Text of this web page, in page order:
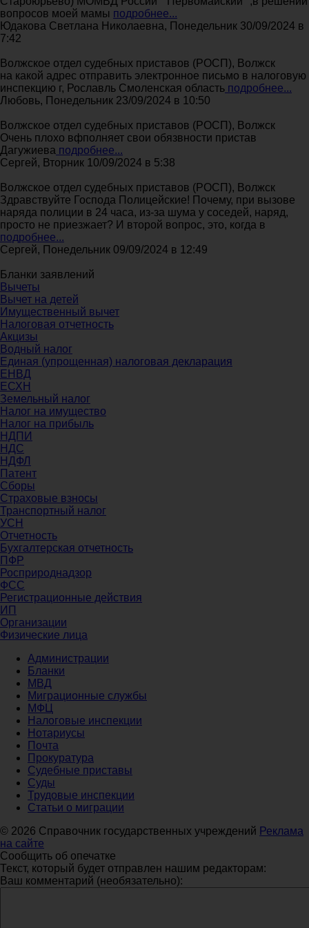
вопросов моей мамы подробнее...
Юдакова Светлана Николаевна, Понедельник 30/09/2024 в
7:42
Волжское отдел судебных приставов (РОСП), Волжск
на какой адрес отправить электронное письмо в налоговую
инспекцию г, Рославль Смоленская область подробнее...
Любовь, Понедельник 23/09/2024 в 10:50
Волжское отдел судебных приставов (РОСП), Волжск
Очень плохо вфполняет свои обязвности пристав
Дагужиева подробнее...
Сергей, Вторник 10/09/2024 в 5:38
Волжское отдел судебных приставов (РОСП), Волжск
Здравствуйте Господа Полицейские! Почему, при вызове
наряда полиции в 24 часа, из-за шума у соседей, наряд,
просто не приезжает? И второй вопрос, это, когда в
подробнее...
Сергей, Понедельник 09/09/2024 в 12:49
Бланки заявлений
Вычеты
Вычет на детей
Имущественный вычет
Налоговая отчетность
Акцизы
Водный налог
Единая (упрощенная) налоговая декларация
ЕНВД
ЕСХН
Земельный налог
Налог на имущество
Налог на прибыль
НДПИ
НДС
НДФЛ
Патент
Сборы
Страховые взносы
Транспортный налог
УСН
Отчетность
Бухгалтерская отчетность
ПФР
Росприроднадзор
ФСС
Регистрационные действия
ИП
Организации
Физические лица
Администрации
Бланки
МВД
Миграционные службы
МФЦ
Налоговые инспекции
Нотариусы
Почта
Прокуратура
Судебные приставы
Суды
Трудовые инспекции
Статьи о миграции
© 2026 Справочник государственных учреждений Реклама
на сайте
Сообщить об опечатке
Текст, который будет отправлен нашим редакторам:
Ваш комментарий (необязательно):